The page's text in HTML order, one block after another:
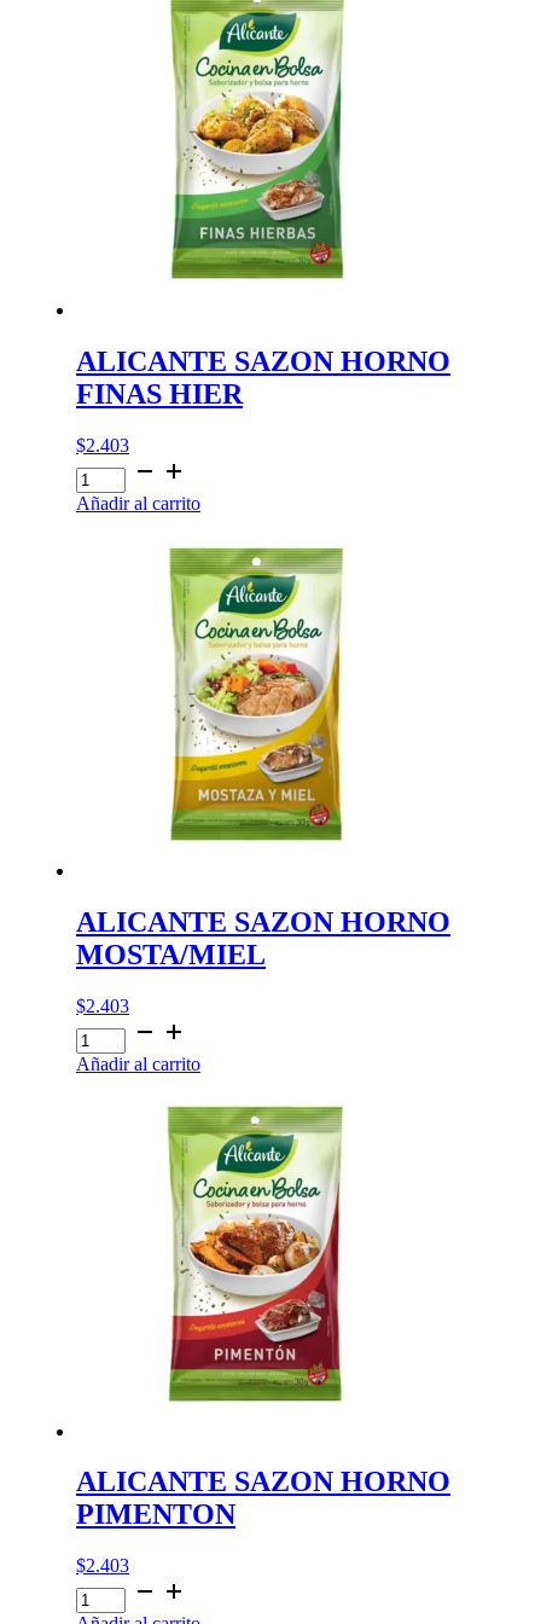
ALICANTE SAZON HORNO
FINAS HIER
$2.403
ALICANTE
SAZON
HORNO
Añadir al carrito
ALICANTE SAZON HORNO
MOSTA/MIEL
$2.403
ALICANTE
SAZON
HORNO
Añadir al carrito
ALICANTE SAZON HORNO
PIMENTON
$2.403
ALICANTE
SAZON